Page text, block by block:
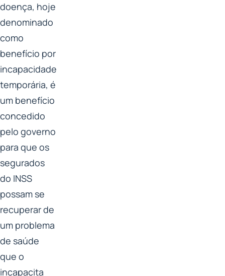
doença, hoje
denominado
como
benefício por
incapacidade
temporária, é
um benefício
concedido
pelo governo
para que os
segurados
do INSS
possam se
recuperar de
um problema
de saúde
que o
incapacita